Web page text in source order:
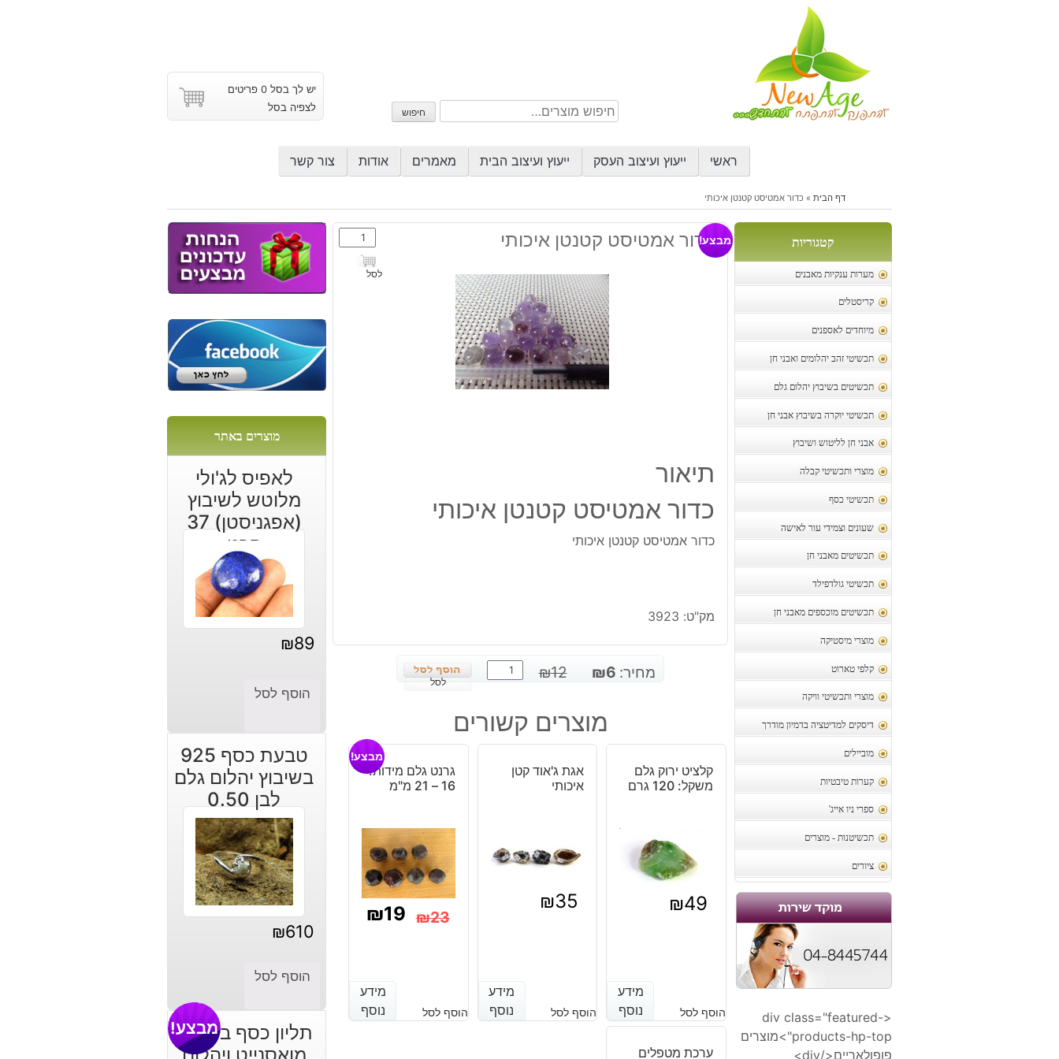
חיפוש
עבור:
חיפוש
יש לך בסל 0 פריטים
לצפיה בסל
ראשי ייעוץ ועיצוב העסק ייעוץ ועיצוב הבית מאמרים אודות צור קשר
דף הבית »כדור אמטיסט קטנטן איכותי
קטגוריות
מערות ענקיות מאבנים
קריסטלים
מיוחדים לאספנים
תכשיטי זהב יהלומים ואבני חן
תכשיטים בשיבוץ יהלום גלם
תכשיטי יוקרה בשיבוץ אבני חן
אבני חן לליטוש ושיבוץ
מוצרי ותכשיטי קבלה
תכשיטי כסף
שעונים וצמידי עור לאישה
תכשיטים מאבני חן
תכשיטי גולדפילד
תכשיטים מוכספים מאבני חן
מוצרי מיסטיקה
קלפי טארוט
מוצרי ותכשיטי וויקה
דיסקים למדיטציה בדמיון מודרך
מוביילים
קערות טיבטיות
ספרי ניו אייג'
תכשיטנות - מוצרים
ציורים
<div class="featured-
products-hp-top">מוצרים
פופולאריים</div>
כדור אמטיסט קטנטן איכותי
כמות
של
כדור
לסל
מבצע!
תיאור
כדור אמטיסט קטנטן איכותי
כדור אמטיסט קטנטן איכותי
מק"ט: 3923
מחיר: ₪12
המחיר
היה:
₪12.
₪6
המחיר
הוא:
₪6.
כמות
של
אמטיסט
קטנטן
לסל
מוצרים קשורים
קלציט ירוק גלם
משקל: 120 גרם
₪49
מידע
נוסף
הוסף לסל
מידע
נוסף
אגת ג'אוד קטן
איכותי
₪35
מידע
נוסף
הוסף לסל
מידע
נוסף
גרנט גלם מידות:
16 – 21 מ"מ
מבצע!
₪23
₪23.
₪19
₪19.
מידע
נוסף
הוסף לסל
מידע
נוסף
ערכת מטפלים
מוצרים באתר
לאפיס לג'ולי
מלוטש לשיבוץ
(אפגניסטן) 37
קרט
₪89
הוסף לסל
טבעת כסף 925
בשיבוץ יהלום גלם
לבן 0.50
₪610
הוסף לסל
תליון כסף בשיבוץ
מואסנייט ויהלום
מבצע!